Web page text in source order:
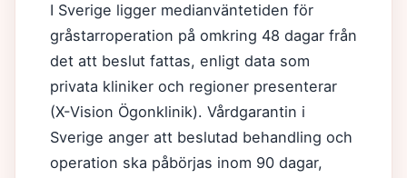
I Sverige ligger medianväntetiden för
gråstarroperation på omkring 48 dagar från
det att beslut fattas, enligt data som
privata kliniker och regioner presenterar
(X-Vision Ögonklinik). Vårdgarantin i
Sverige anger att beslutad behandling och
operation ska påbörjas inom 90 dagar,